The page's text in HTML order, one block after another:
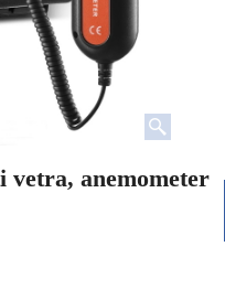
anemometer